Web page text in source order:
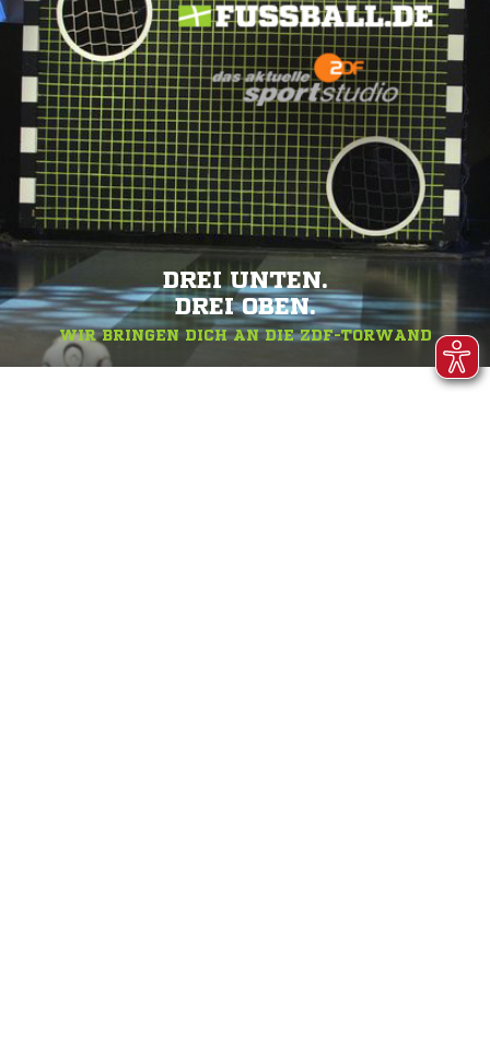
DREI UNTEN.
DREI OBEN.
WIR BRINGEN DICH AN DIE ZDF-TORWAND